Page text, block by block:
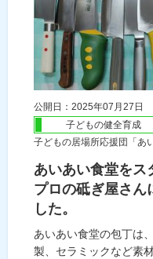
公開日：2025年07月27日
子どもの健全育成
子どもの居場所応援団「あ
あいあい食堂をス
プロの砥ぎ屋さん
した。
あいあい食堂の包丁は
製、セラミックなど素